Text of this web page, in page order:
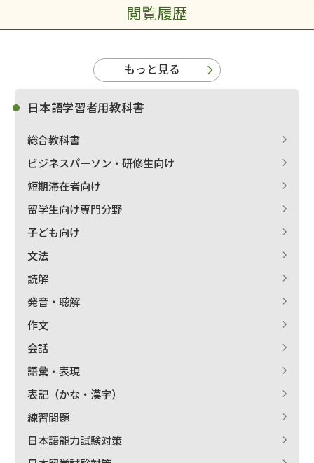
閲覧履歴
もっと見る
日本語学習者用教科書
総合教科書
ビジネスパーソン・研修生向け
短期滞在者向け
留学生向け専門分野
子ども向け
文法
読解
発音・聴解
作文
会話
語彙・表現
表記（かな・漢字）
練習問題
日本語能力試験対策